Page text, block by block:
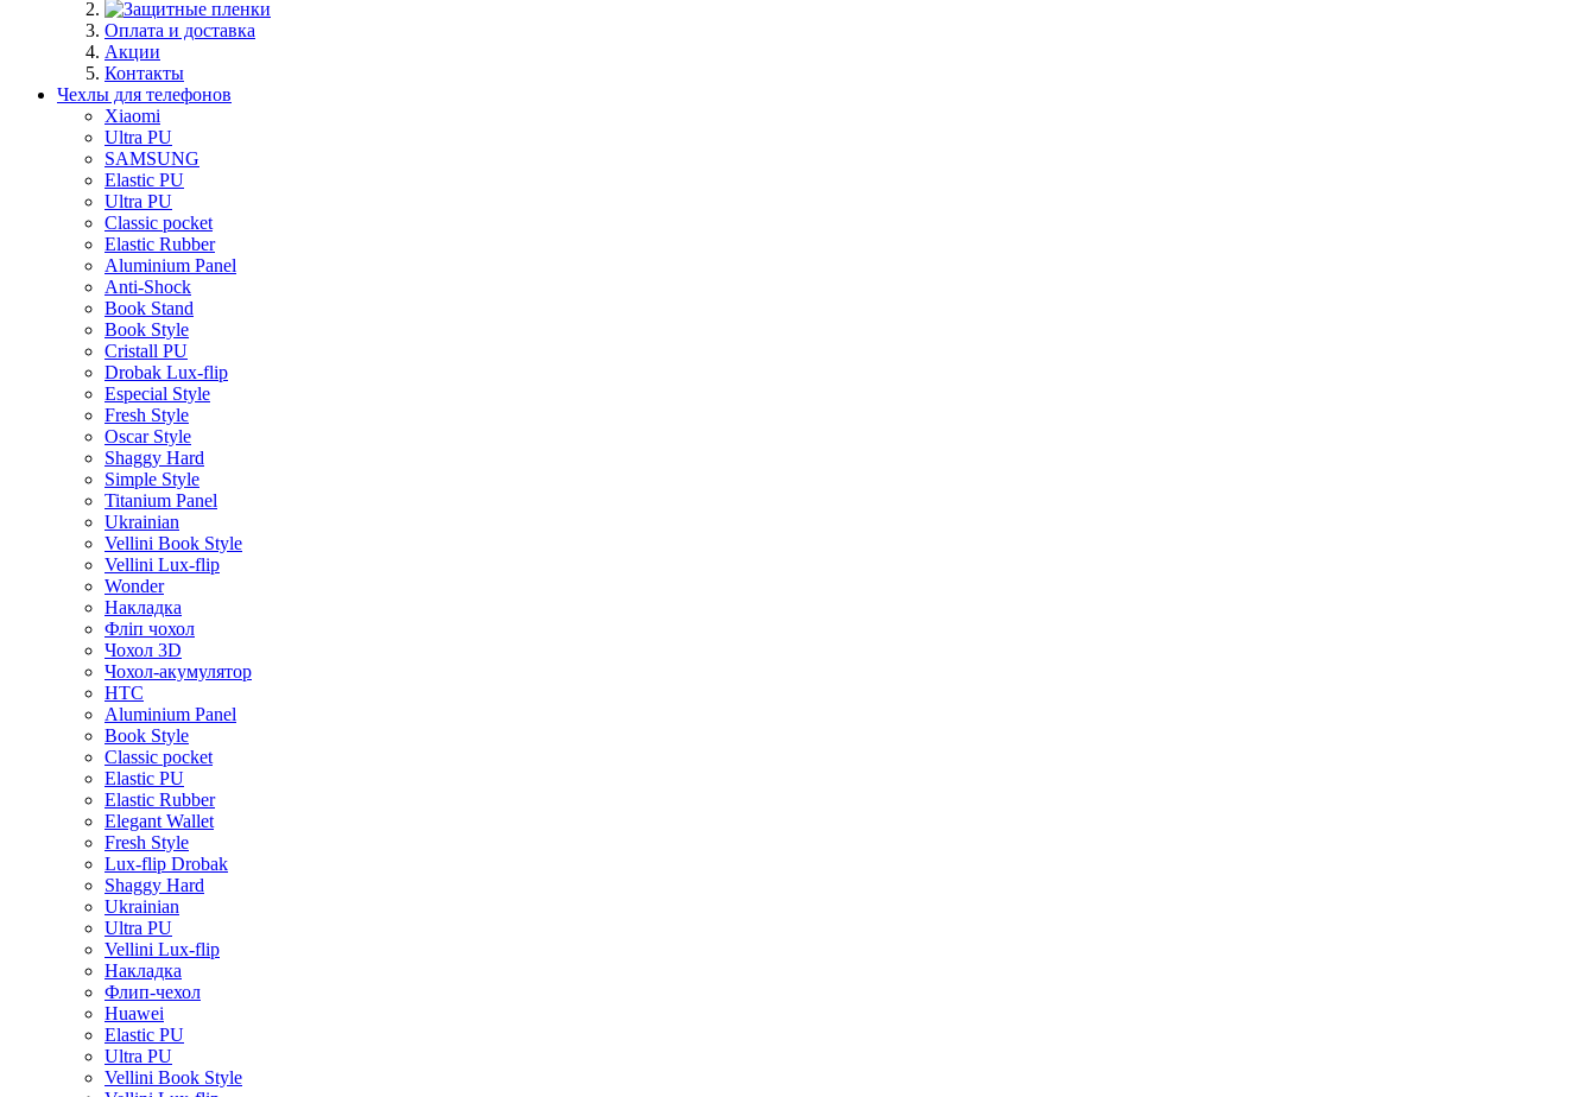
Оплата и доставка
Акции
Контакты
Чехлы для телефонов
Xiaomi
Ultra PU
SAMSUNG
Elastic PU
Ultra PU
Classic pocket
Elastic Rubber
Aluminium Panel
Anti-Shock
Book Stand
Book Style
Cristall PU
Drobak Lux-flip
Especial Style
Fresh Style
Oscar Style
Shaggy Hard
Simple Style
Titanium Panel
Ukrainian
Vellini Book Style
Vellini Lux-flip
Wonder
Накладка
Фліп чохол
Чохол 3D
Чохол-акумулятор
HTC
Aluminium Panel
Book Style
Classic pocket
Elastic PU
Elastic Rubber
Elegant Wallet
Fresh Style
Lux-flip Drobak
Shaggy Hard
Ukrainian
Ultra PU
Vellini Lux-flip
Накладка
Флип-чехол
Huawei
Elastic PU
Ultra PU
Vellini Book Style